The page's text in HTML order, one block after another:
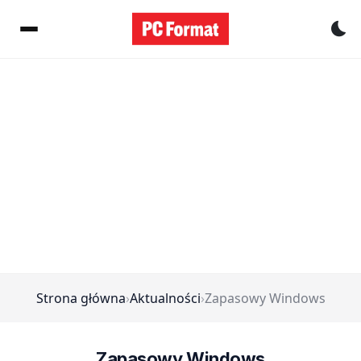
Strona główna›Aktualności›Zapasowy Windows